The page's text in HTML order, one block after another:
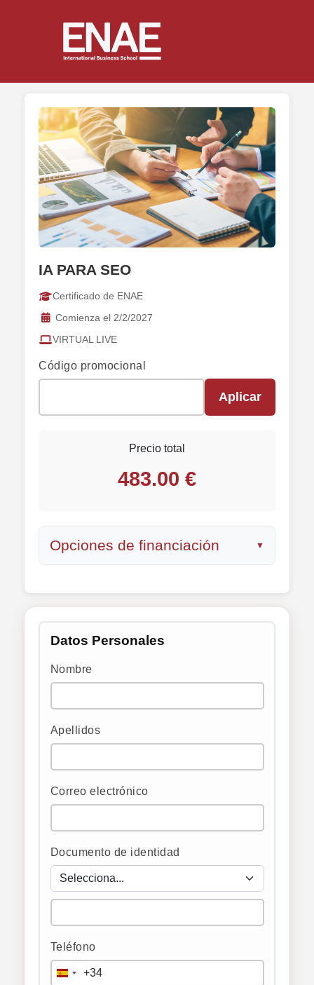
IA PARA SEO
Certificado de ENAE
Comienza el 2/2/2027
VIRTUAL LIVE
Código promocional
Aplicar
Precio total
483.00 €
Opciones de financiación ▼
Pago único
Paga el importe total del curso de una sola
Datos Personales
Nombre
Apellidos
Correo electrónico
Documento de identidad
Teléfono
Spain+34